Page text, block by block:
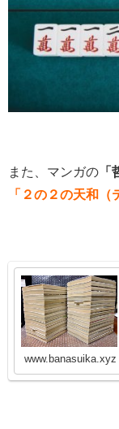
また、マンガの 「
「２の２の天和（
www.banasuika.xyz